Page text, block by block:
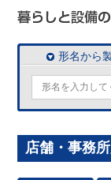
形名から
店舗・事務